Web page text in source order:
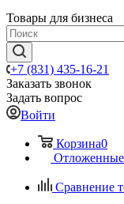
Товары для бизнеса
+7 (831) 435-16-21
Заказать звонок
Задать вопрос
Войти
Корзина0
Отложенные
Сравнение